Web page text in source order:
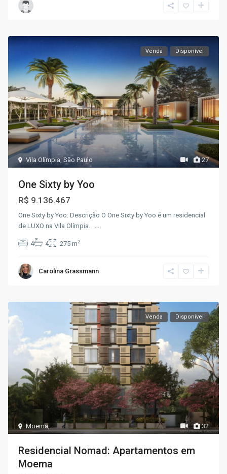
27
Vila Olímpia,São Paulo
Venda Disponível
One Sixty by Yoo
R$ 9.136.467
One Sixty by Yoo: Descrição O One Sixty by Yoo é um residencial
de LUXO na Vila Olímpia. ...
4 4 275 m2
Carolina Grassmann
32
Moema,
Venda Disponível
Residencial Nomad: Apartamentos em
Moema